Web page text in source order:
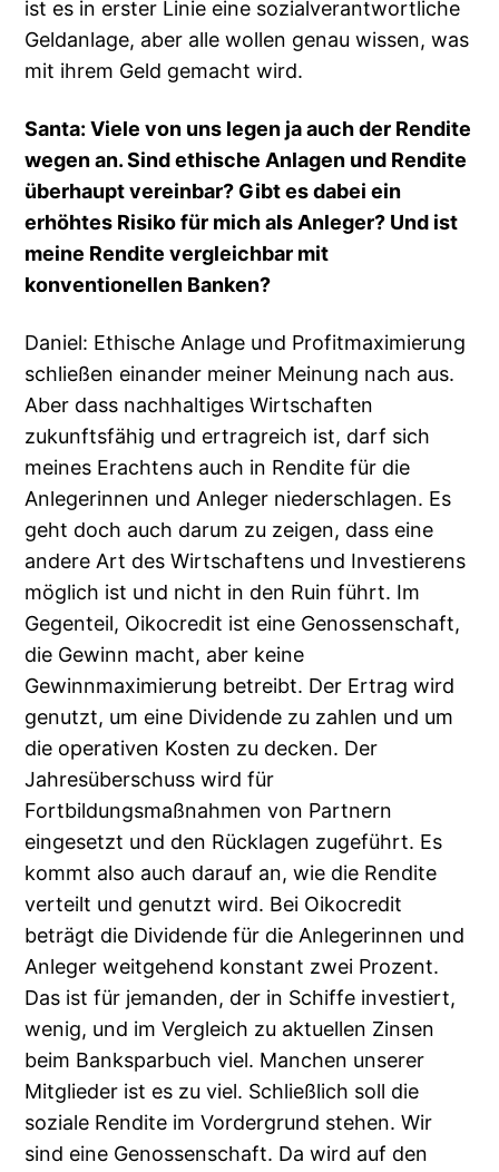
ist es in erster Linie eine sozialverantwortliche
Geldanlage, aber alle wollen genau wissen, was
mit ihrem Geld gemacht wird.
Santa: Viele von uns legen ja auch der Rendite
wegen an. Sind ethische Anlagen und Rendite
überhaupt vereinbar? Gibt es dabei ein
erhöhtes Risiko für mich als Anleger? Und ist
meine Rendite vergleichbar mit
konventionellen Banken?
Daniel: Ethische Anlage und Profitmaximierung
schließen einander meiner Meinung nach aus.
Aber dass nachhaltiges Wirtschaften
zukunftsfähig und ertragreich ist, darf sich
meines Erachtens auch in Rendite für die
Anlegerinnen und Anleger niederschlagen. Es
geht doch auch darum zu zeigen, dass eine
andere Art des Wirtschaftens und Investierens
möglich ist und nicht in den Ruin führt. Im
Gegenteil, Oikocredit ist eine Genossenschaft,
die Gewinn macht, aber keine
Gewinnmaximierung betreibt. Der Ertrag wird
genutzt, um eine Dividende zu zahlen und um
die operativen Kosten zu decken. Der
Jahresüberschuss wird für
Fortbildungsmaßnahmen von Partnern
eingesetzt und den Rücklagen zugeführt. Es
kommt also auch darauf an, wie die Rendite
verteilt und genutzt wird. Bei Oikocredit
beträgt die Dividende für die Anlegerinnen und
Anleger weitgehend konstant zwei Prozent.
Das ist für jemanden, der in Schiffe investiert,
wenig, und im Vergleich zu aktuellen Zinsen
beim Banksparbuch viel. Manchen unserer
Mitglieder ist es zu viel. Schließlich soll die
soziale Rendite im Vordergrund stehen. Wir
sind eine Genossenschaft. Da wird auf den